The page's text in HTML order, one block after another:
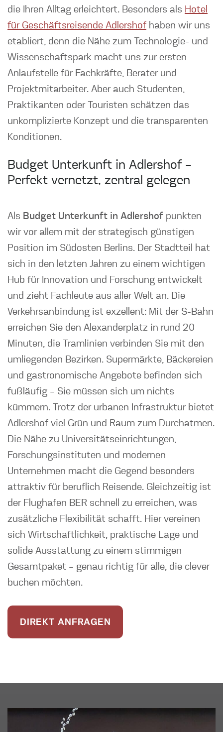
die Ihren Alltag erleichtert. Besonders als Hotel
für Geschäftsreisende Adlershof haben wir uns
etabliert, denn die Nähe zum Technologie- und
Wissenschaftspark macht uns zur ersten
Anlaufstelle für Fachkräfte, Berater und
Projektmitarbeiter. Aber auch Studenten,
Praktikanten oder Touristen schätzen das
unkomplizierte Konzept und die transparenten
Konditionen.
Budget Unterkunft in Adlershof –
Perfekt vernetzt, zentral gelegen
Als Budget Unterkunft in Adlershof punkten
wir vor allem mit der strategisch günstigen
Position im Südosten Berlins. Der Stadtteil hat
sich in den letzten Jahren zu einem wichtigen
Hub für Innovation und Forschung entwickelt
und zieht Fachleute aus aller Welt an. Die
Verkehrsanbindung ist exzellent: Mit der S-Bahn
erreichen Sie den Alexanderplatz in rund 20
Minuten, die Tramlinien verbinden Sie mit den
umliegenden Bezirken. Supermärkte, Bäckereien
und gastronomische Angebote befinden sich
fußläufig – Sie müssen sich um nichts
kümmern. Trotz der urbanen Infrastruktur bietet
Adlershof viel Grün und Raum zum Durchatmen.
Die Nähe zu Universitätseinrichtungen,
Forschungsinstituten und modernen
Unternehmen macht die Gegend besonders
attraktiv für beruflich Reisende. Gleichzeitig ist
der Flughafen BER schnell zu erreichen, was
zusätzliche Flexibilität schafft. Hier vereinen
sich Wirtschaftlichkeit, praktische Lage und
solide Ausstattung zu einem stimmigen
Gesamtpaket – genau richtig für alle, die clever
buchen möchten.
DIREKT ANFRAGEN